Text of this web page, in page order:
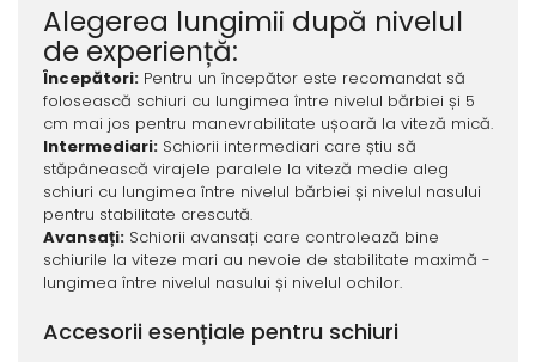
Alegerea lungimii după nivelul
de experiență:
Începători:Pentru un începător este recomandat să
folosească schiuri cu lungimea între nivelul bărbiei și 5
cm mai jos pentru manevrabilitate ușoară la viteză mică.
Intermediari:Schiorii intermediari care știu să
stăpânească virajele paralele la viteză medie aleg
schiuri cu lungimea între nivelul bărbiei și nivelul nasului
pentru stabilitate crescută.
Avansați:Schiorii avansați care controlează bine
schiurile la viteze mari au nevoie de stabilitate maximă -
lungimea între nivelul nasului și nivelul ochilor.
Accesorii esențiale pentru schiuri